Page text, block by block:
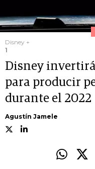
Disney +
1
Disney
para producir
durante el 2022
Agustín Jamele